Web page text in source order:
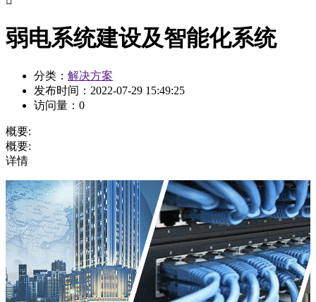
弱电系统建设及智能化系统
分类： 解决方案
发布时间： 2022-07-29 15:49:25
访问量： 0
概要:
概要:
详情